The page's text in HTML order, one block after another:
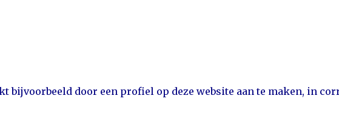
bijvoorbeeld door een profiel op deze website aan te maken, in